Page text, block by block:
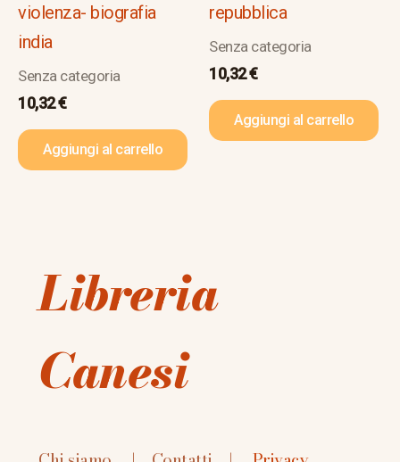
violenza- biografia
india
Senza categoria
10,32€
Aggiungi al carrello
repubblica
Senza categoria
10,32€
Aggiungi al carrello
Libreria
Canesi